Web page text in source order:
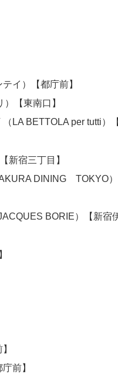
イ）【都庁前】
【東南口】
LA BETTOLA per tutti）
新宿三丁目】
DINING TOKYO）
BORIE）【新宿
前】